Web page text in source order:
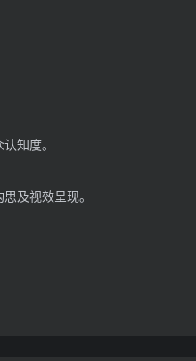
知度。
及视效呈现。